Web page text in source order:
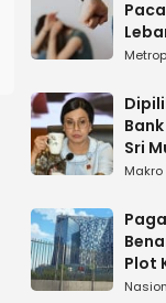
Sri
Makro
Plot